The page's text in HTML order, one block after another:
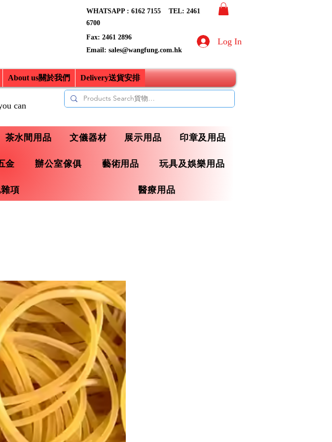
WHATSAPP : 6162 7155​ TEL: 2461
6700
Fax: 2461 2896
Email: sales@wangfung.com.hk
Log In
About us關於我們 Delivery送貨安排
茶水間用品 文儀器材 展示用品 印章及用品
金 辦公室傢俱 藝術用品 玩具及娛樂用品
項 醫療用品
can